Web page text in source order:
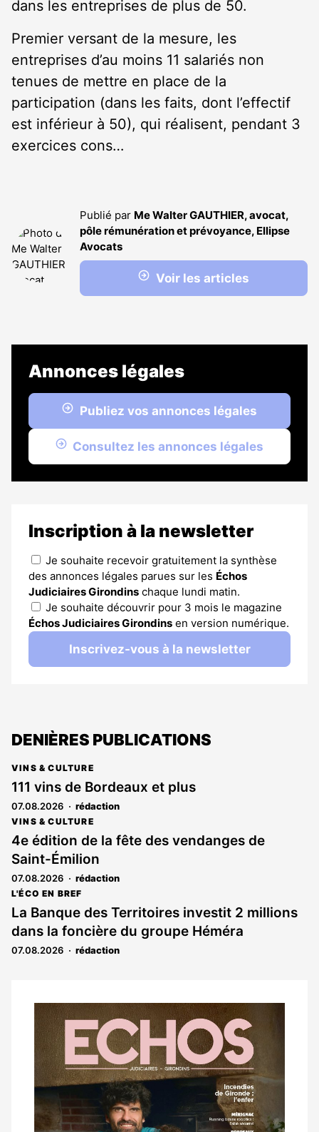
dans les entreprises de plus de 50.
Premier versant de la mesure, les
entreprises d’au moins 11 salariés non
tenues de mettre en place de la
participation (dans les faits, dont l’effectif
est inférieur à 50), qui réalisent, pendant 3
exercices cons…
Publié par Me Walter GAUTHIER, avocat,
pôle rémunération et prévoyance, Ellipse
Avocats
Voir les articles
Annonces légales
Publiez vos annonces légales
Consultez les annonces légales
Inscription à la newsletter
Je souhaite recevoir gratuitement la synthèse
des annonces légales parues sur les Échos
Judiciaires Girondins chaque lundi matin.
Je souhaite découvrir pour 3 mois le magazine
Échos Judiciaires Girondins en version numérique.
Inscrivez-vous à la newsletter
DENIÈRES PUBLICATIONS
VINS & CULTURE
111 vins de Bordeaux et plus
07.08.2026 rédaction
VINS & CULTURE
4e édition de la fête des vendanges de
Saint-Émilion
07.08.2026 rédaction
L'ÉCO EN BREF
La Banque des Territoires investit 2 millions
dans la foncière du groupe Héméra
07.08.2026 rédaction
Notre
dernier
magazine